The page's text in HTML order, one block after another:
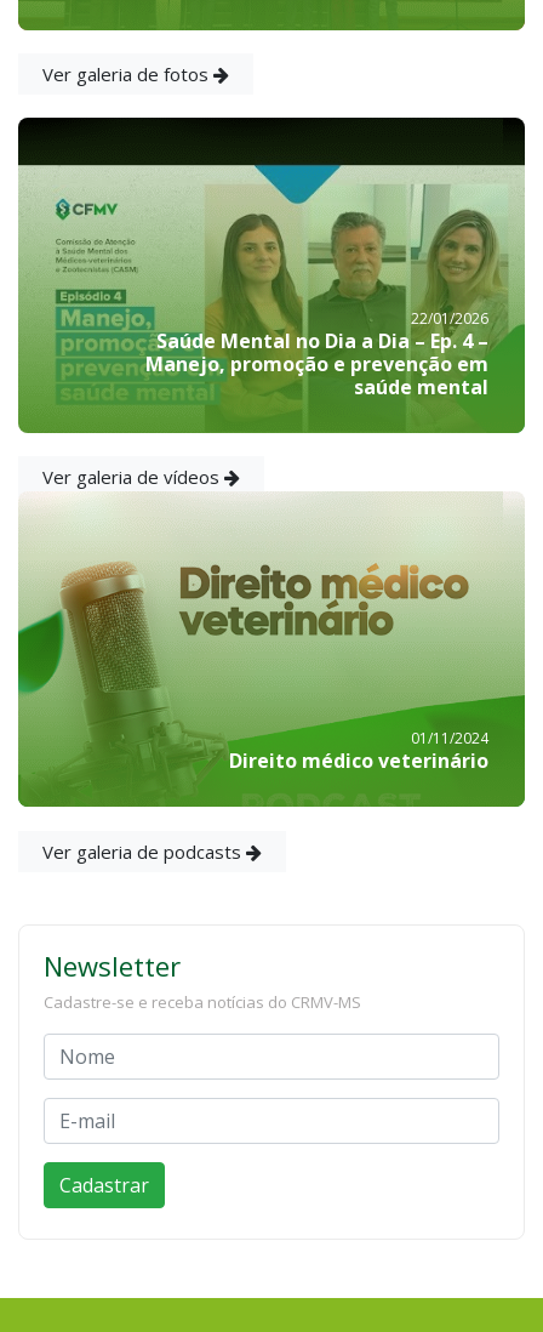
Ver galeria de fotos
22/01/2026
Saúde Mental no Dia a Dia – Ep. 4 –
Manejo, promoção e prevenção em
saúde mental
Ver galeria de vídeos
01/11/2024
Direito médico veterinário
Ver galeria de podcasts
Newsletter
Cadastre-se e receba notícias do CRMV-MS